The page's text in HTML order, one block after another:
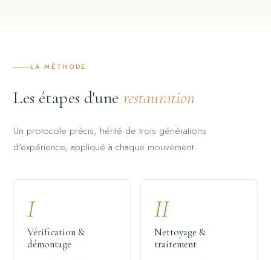
LA MÉTHODE
Les étapes d'une restauration
Un protocole précis, hérité de trois générations
d'expérience, appliqué à chaque mouvement.
I
Vérification &
démontage
II
Nettoyage &
traitement